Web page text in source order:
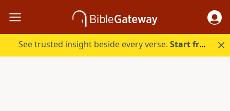
See trusted insight beside every verse.Start free.